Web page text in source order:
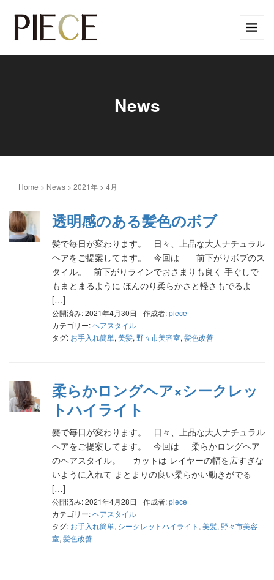
News
Home > News > 2021年 > 4月
透明感のある髪色のボブ
髪で毎日が変わります。 日々、上品な大人ナチュラル
ヘアをご提案してます。 今回は 前下がりボブのス
タイル。 前下がりラインでおさまりも良く 手ぐしで
もまとまるように ほんのり柔らかさと軽さもでるよ
[…]
公開済み: 2021年4月30日 作成者:piece
カテゴリー:ヘアスタイル
タグ: お手入れ簡単, 美髪, 野々市美容室, 髪色改善
柔らかロングヘア×シークレッ
トハイライト
髪で毎日が変わります。 日々、上品な大人ナチュラル
ヘアをご提案してます。 今回は 柔らかロングヘア
のヘアスタイル。 カットは レイヤーの幅を広すぎな
いように入れて まとまりの良い柔らかい動きがでる
[…]
公開済み: 2021年4月28日 作成者:piece
カテゴリー:ヘアスタイル
タグ: お手入れ簡単, シークレットハイライト , 美髪, 野々市美容
室, 髪色改善